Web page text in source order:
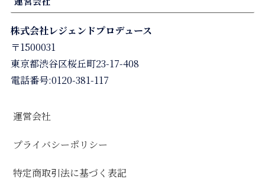
株式会社レジェンドプロデュース
〒1500031
東京都渋谷区桜丘町23-17-408
電話番号:0120-381-117
運営会社
プライバシーポリシー
特定商取引法に基づく表記